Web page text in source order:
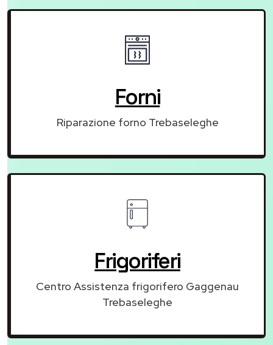
Forni
Riparazione forno Trebaseleghe
Frigoriferi
Centro Assistenza frigorifero Gaggenau
Trebaseleghe